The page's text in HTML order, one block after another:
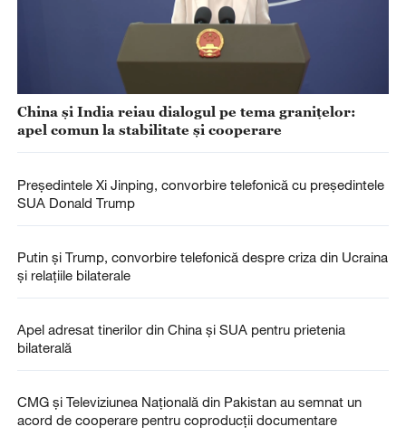
China și India reiau dialogul pe tema granițelor:
apel comun la stabilitate și cooperare
Președintele Xi Jinping, convorbire telefonică cu președintele
SUA Donald Trump
Putin și Trump, convorbire telefonică despre criza din Ucraina
și relațiile bilaterale
Apel adresat tinerilor din China și SUA pentru prietenia
bilaterală
CMG și Televiziunea Națională din Pakistan au semnat un
acord de cooperare pentru coproducții documentare